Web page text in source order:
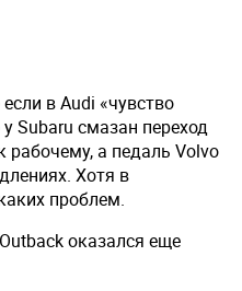
в Audi «чувство
Subaru смазан переход
рабочему, а педаль Volvo
Хотя в
проблем.
оказался еще